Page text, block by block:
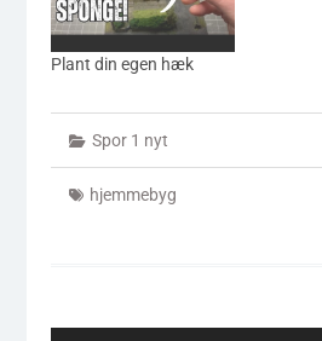
Plant din egen hæk
Spor 1 nyt
hjemmebyg